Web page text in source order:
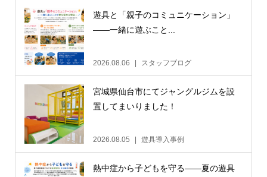
遊具と「親子のコミュニケーション」
——一緒に遊ぶこと...
2026.08.06 スタッフブログ
宮城県仙台市にてジャングルジムを設
置してまいりました！
2026.08.05 遊具導入事例
熱中症から子どもを守る——夏の遊具